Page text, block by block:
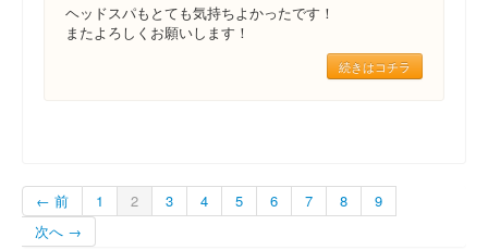
ヘッドスパもとても気持ちよかったです！
またよろしくお願いします！
続きはコチラ
← 前 1 2 3 4 5 6 7 8
9
次へ →